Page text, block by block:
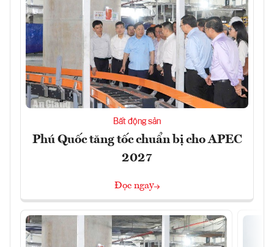
Bất động sản
Phú Quốc tăng tốc chuẩn bị cho APEC
2027
Đọc ngay